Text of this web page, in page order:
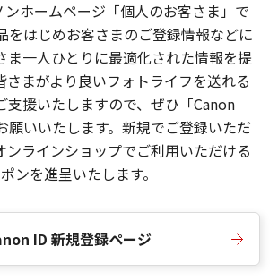
ホームページ「個人のお客さま」で
をはじめお客さまのご登録情報などに
ま一人ひとりに最適化された情報を提
さまがより良いフォトライフを送れる
支援いたしますので、ぜひ「Canon
願いいたします。新規でご登録いただ
ンラインショップでご利用いただける
ンを進呈いたします。
ID 新規登録ページ